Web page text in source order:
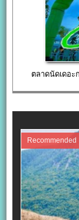
ตลาดนัดเดอะ
Recommended